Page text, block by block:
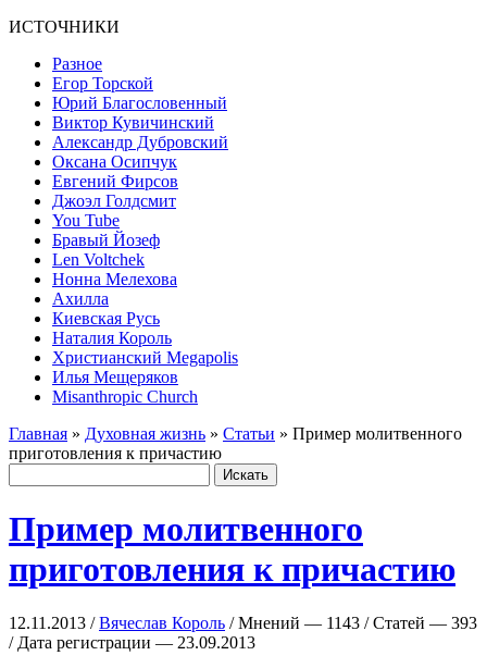
ИСТОЧНИКИ
Разное
Егор Торской
Юрий Благословенный
Виктор Кувичинский
Александр Дубровский
Оксана Осипчук
Евгений Фирсов
Джоэл Голдсмит
You Tube
Бравый Йозеф
Len Voltchek
Нонна Мелехова
Ахилла
Киевская Русь
Наталия Король
Христианский Megapolis
Илья Мещеряков
Misanthropic Church
Главная » Духовная жизнь » Статьи » Пример молитвенного
приготовления к причастию
Пример молитвенного
приготовления к причастию
12.11.2013 /Вячеслав Король / Мнений — 1143 / Статей — 393
/ Дата регистрации — 23.09.2013